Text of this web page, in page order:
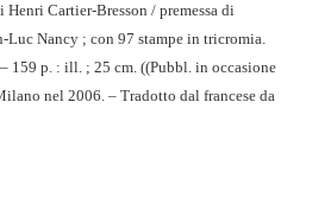
Cartier-Bresson / premessa di
Luc Nancy ; con 97 stampe in tricromia.
159 p. : ill. ; 25 cm. ((Pubbl. in occasione
nel 2006. – Tradotto dal francese da